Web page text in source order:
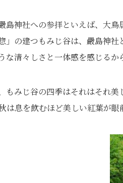
島神社への参拝といえば、大鳥
惣」の建つもみじ谷は、嚴島神
な清々しさと一体感を感じるか
もみじ谷の四季はそれはそれ
は息を飲むほど美しい紅葉が眼